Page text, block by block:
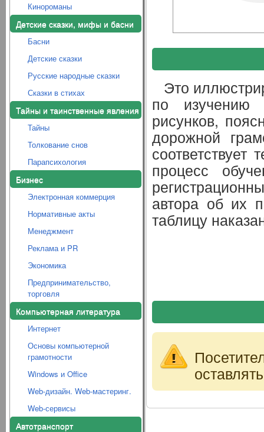
Кинороманы
Детские сказки, мифы и басни
Басни
Детские сказки
Русские народные сказки
Сказки в стихах
Тайны и таинственные явления
Тайны
Толкование снов
Парапсихология
Бизнес
Электронная коммерция
Нормативные акты
Менеджмент
Реклама и PR
Экономика
Предпринимательство,
торговля
Компьютерная литература
Интернет
Основы компьютерной
грамотности
Windows и Office
Web-дизайн. Web-мастеринг.
Web-сервисы
Автотранспорт
Это
по изучению
рисунков,
дорожной
процесс
автора об их
таблицу